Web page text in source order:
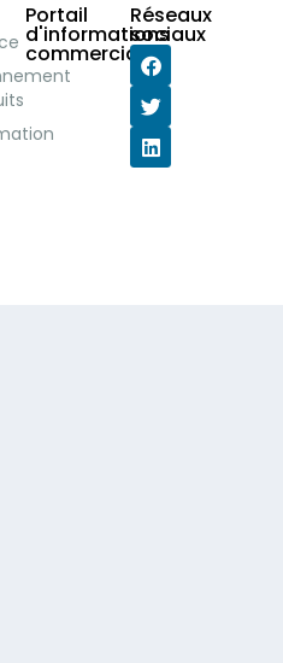
Portail
d'informations
commerciales
Réseaux
sociaux